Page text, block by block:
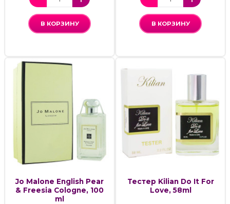
В КОРЗИНУ В КОРЗИНУ
Jo Malone English Pear
& Freesia Cologne, 100
ml
Тестер Kilian Do It For
Love, 58ml